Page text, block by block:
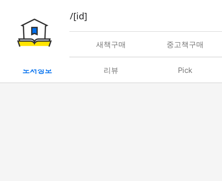
book/rent/[id]
대여 새책구매 중고책구매
도서정보 리뷰 Pick